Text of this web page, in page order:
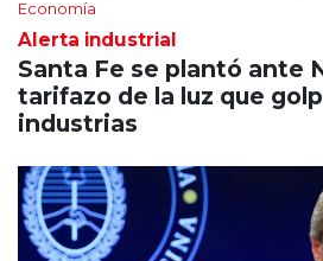
Economía
Alerta industrial
Santa Fe se plantó ante
tarifazo de la luz que
industrias